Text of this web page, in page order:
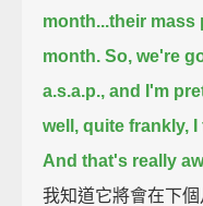
month...their
month. So, we're
a.s.a.p., and I'm
well, quite frankly,
And that's really
我知道它將會在下